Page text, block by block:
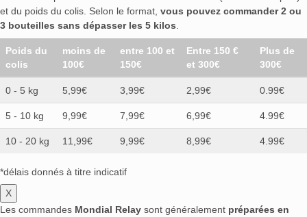
et du poids du colis. Selon le format, vous pouvez commander 2 ou
3 bouteilles sans dépasser les 5 kilos
Poids du
colis
moins de
100€
entre 100 et
150€
Entre 150 €
et 300€
Plus de
300€
0 - 5 kg 5,99€ 3,99€ 2,99€ 0.99€
5 - 10 kg 9,99€ 7,99€ 6,99€ 4.99€
10 - 20 kg 11,99€ 9,99€ 8,99€ 4.99€
*délais donnés à titre indicatif
X
Les commandes Mondial Relay sont généralement préparées en